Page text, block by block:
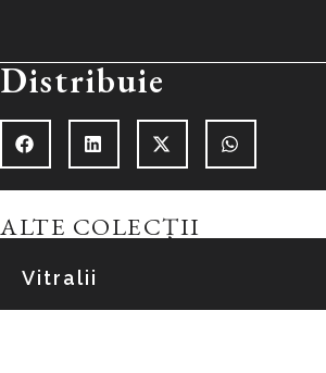
Distribuie
ALTE COLECȚII
Vitralii
Explorează